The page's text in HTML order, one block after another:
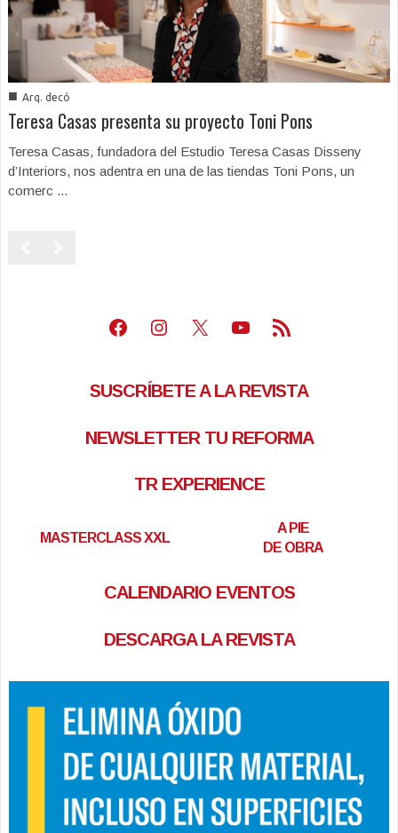
■ Arq. decó
Teresa Casas presenta su proyecto Toni Pons
Teresa Casas, fundadora del Estudio Teresa Casas Disseny
d’Interiors, nos adentra en una de las tiendas Toni Pons, un
comerc ...
Facebook
Instagram
X Youtube
Feed RSS
SUSCRÍBETE A LA REVISTA
NEWSLETTER TU REFORMA
TR EXPERIENCE
MASTERCLASS XXL
A PIE
DE OBRA
CALENDARIO EVENTOS
DESCARGA LA REVISTA